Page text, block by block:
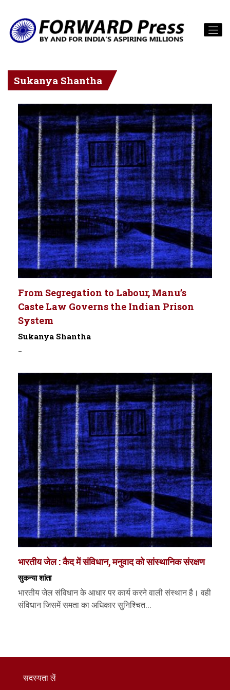
Sukanya Shantha
From Segregation to Labour, Manu’s
Caste Law Governs the Indian Prison
System
Sukanya Shantha
-
भारतीय जेल : कैद में संविधान, मनुवाद को सांस्थानिक संरक्षण
सुकन्या शांता
भारतीय जेल संविधान के आधार पर कार्य करने वाली संस्थान है। वही
संविधान जिसमें समता का अधिकार सुनिश्चित...
सदस्यता लें